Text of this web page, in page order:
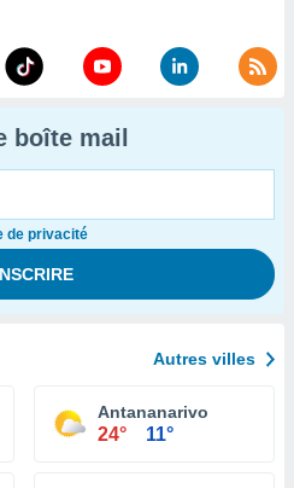
boîte mail
de privacité
Autres villes
Antananarivo
24° 11°